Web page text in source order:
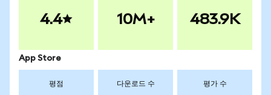
4.4 10M+ 483.9K
App Store
평점 다운로드 수 평가 수